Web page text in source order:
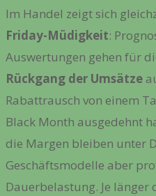
Im Handel zeigt sich
Friday-Müdigkeit:
Auswertungen gehen für
Rückgang der Umsätze
Rabattrausch von einem
Black Month ausgedehnt
die Margen bleiben unter
Geschäftsmodelle aber
Dauerbelastung. Je